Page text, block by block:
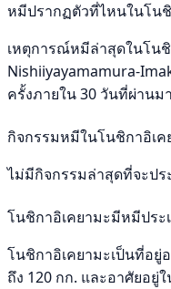
หมีปรากฏตัวที่ไหนในโนชิ
เหตุการณ์หมีล่าสุดในโน
Nishiiyayamamura-
ครั้งภายใน 30 วันที่ผ่านมา
กิจกรรมหมีในโนชิกาอิเ
ไม่มีกิจกรรมล่าสุดที่จะปร
โนชิกาอิเคยามะมีหมีประ
โนชิกาอิเคยามะเป็นที่อยู่
ถึง 120 กก. และอาศัยอยู่